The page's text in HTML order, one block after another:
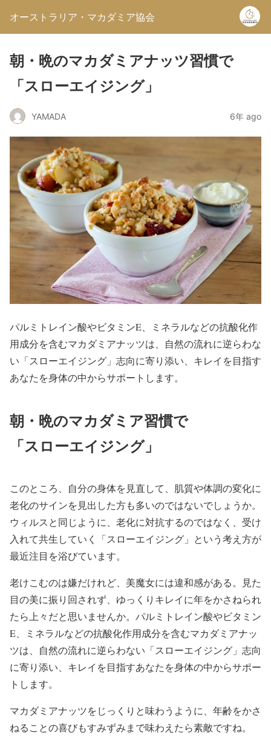
オーストラリア・マカダミア協会
朝・晩のマカダミアナッツ習慣で
「スローエイジング」
YAMADA 6年 ago
パルミトレイン酸やビタミンE、ミネラルなどの抗酸化作
用成分を含むマカダミアナッツは、自然の流れに逆らわな
い「スローエイジング」志向に寄り添い、キレイを目指す
あなたを身体の中からサポートします。
朝・晩のマカダミア習慣で
「スローエイジング」
このところ、自分の身体を見直して、肌質や体調の変化に
老化のサインを見出した方も多いのではないでしょうか。
ウィルスと同じように、老化に対抗するのではなく、受け
入れて共生していく「スローエイジング」という考え方が
最近注目を浴びています。
老けこむのは嫌だけれど、美魔女には違和感がある。見た
目の美に振り回されず、ゆっくりキレイに年をかさねられ
たら上々だと思いませんか。パルミトレイン酸やビタミン
E、ミネラルなどの抗酸化作用成分を含むマカダミアナッ
ツは、自然の流れに逆らわない「スローエイジング」志向
に寄り添い、キレイを目指すあなたを身体の中からサポー
トします。
マカダミアナッツをじっくりと味わうように、年齢をかさ
ねることの喜びもすみずみまで味わえたら素敵ですね。